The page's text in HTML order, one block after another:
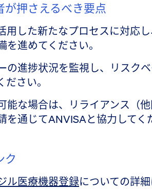
が押さえるべき要点
用した新たなプロセスに対応
を進めてください。
の進捗状況を監視し、リスク
ださい。
能な場合は、リライアンス（
を通じてANVISAと協力してく
ク
ル医療機器登録についての詳